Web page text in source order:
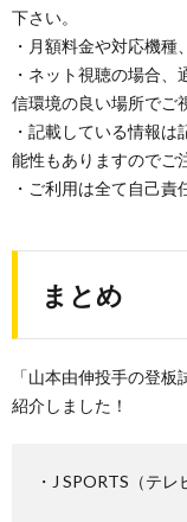
下さい。
・月額料金や対応機種
・ネット視聴の場合
信環境の良い場所でご
・記載している情報
能性もありますのでご
・ご利用は全て自己責
まとめ
「山本由伸投手の登
紹介しました！
・J SPORTS（テレ